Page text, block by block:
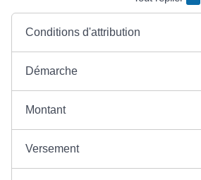
Conditions d'attribution
Démarche
Montant
Versement